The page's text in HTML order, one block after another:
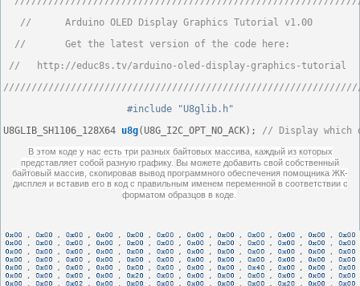
//      Arduino OLED Display Graphics Tutorial v1.00
//       Get the latest version of the code here:
//   http://educ8s.tv/arduino-oled-display-graphics-tutorial
#include "U8glib.h"
U8GLIB_SH1106_128X64 u8g(U8G_I2C_OPT_NO_ACK); // Display which
В этом коде у нас есть три разных байтовых массива, каждый из которых
представляет собой разную графику. Вы можете добавить свой собственный
байтовый массив, скопировав вывод программного обеспечения помощника ЖК-
дисплея и вставив его в код с правильным именем переменной в соответствии с
форматом образцов в коде.